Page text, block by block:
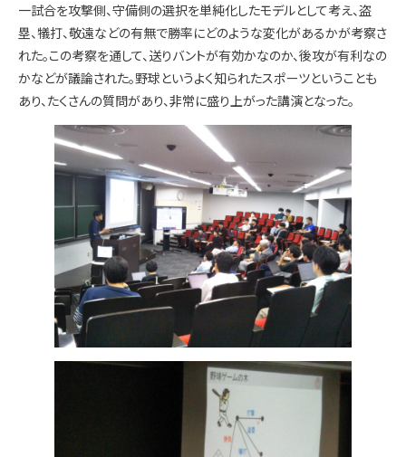
一試合を攻撃側、守備側の選択を単純化したモデルとして考え、盗
塁、犠打、敬遠などの有無で勝率にどのような変化があるかが考察さ
れた。この考察を通して、送りバントが有効かなのか、後攻が有利なの
かなどが議論された。野球というよく知られたスポーツということも
あり、たくさんの質問があり、非常に盛り上がった講演となった。